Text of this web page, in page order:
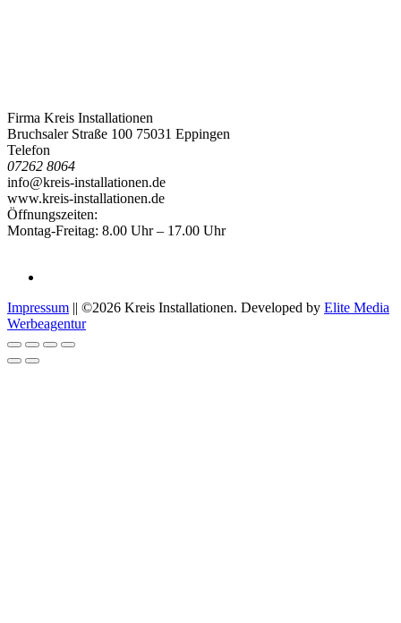
Firma Kreis Installationen
Bruchsaler Straße 100 75031 Eppingen
Telefon
07262 8064
info@kreis-installationen.de
www.kreis-installationen.de
Öffnungszeiten:
Montag-Freitag: 8.00 Uhr – 17.00 Uhr
Impressum || ©2026 Kreis Installationen. Developed by Elite Media
Werbeagentur